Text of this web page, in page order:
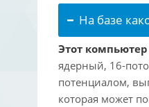
На базе
Этот компьютер
ядерный, 16-
потенциалом,
которая может